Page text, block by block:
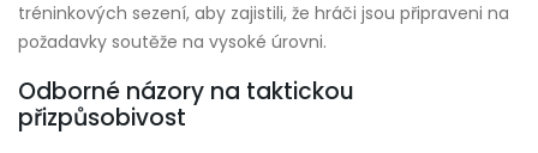
tréninkových sezení, aby zajistili, že hráči jsou připraveni na
požadavky soutěže na vysoké úrovni.
Odborné názory na taktickou
přizpůsobivost